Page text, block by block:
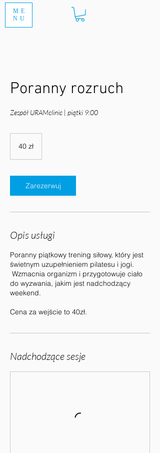
ME
NU
Poranny rozruch
Zespół URAMclinic | piątki 9:00
polskich
40 zł
Zarezerwuj
Opis usługi
Poranny piątkowy trening siłowy, który jest
świetnym uzupełnieniem pilatesu i jogi.
Wzmacnia organizm i przygotowuje ciało
do wyzwania, jakim jest nadchodzący
weekend.
Cena za wejście to 40zł.
Nadchodzące sesje